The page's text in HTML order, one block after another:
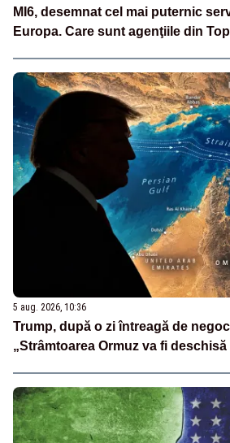
MI6, desemnat cel mai puternic
Europa. Care sunt agenţiile din
5 aug. 2026, 10:36
Trump, după o zi întreagă de
„Strâmtoarea Ormuz va fi